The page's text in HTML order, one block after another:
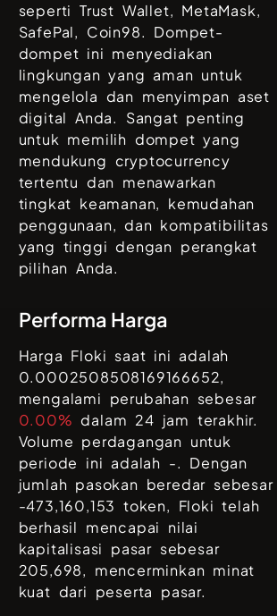
sepertiTrust Wallet, MetaMask,
SafePal, Coin98. Dompet-
dompet ini menyediakan
lingkungan yang aman untuk
mengelola dan menyimpan aset
digital Anda. Sangat penting
untuk memilih dompet yang
mendukung cryptocurrency
tertentu dan menawarkan
tingkat keamanan, kemudahan
penggunaan, dan kompatibilitas
yang tinggi dengan perangkat
pilihan Anda.
Performa Harga
Harga Floki saat ini adalah
0.0002508508169166652,
mengalami perubahan sebesar
0.00% dalam 24 jam terakhir.
Volume perdagangan untuk
periode ini adalah -. Dengan
jumlah pasokan beredar sebesar
-473,160,153token, Floki telah
berhasil mencapai nilai
kapitalisasi pasar sebesar
205,698, mencerminkan minat
kuat dari peserta pasar.